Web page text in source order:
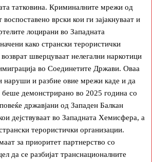
татковина. Криминалните мрежи од
врски кои ги зајакнуваат и
лоцирани во Западната
како странски терористички
шверцуваат нелегални наркотици
во Соединетите Држави. Оваа
наруши и разбие овие мрежи каде и да
беше демонстрирано во 2025 година со
државјани од Западен Балкан
дејствуваат во Западната Хемисфера, а
терористички организации.
за приоритет партнерство со
да се разбијат транснационалните